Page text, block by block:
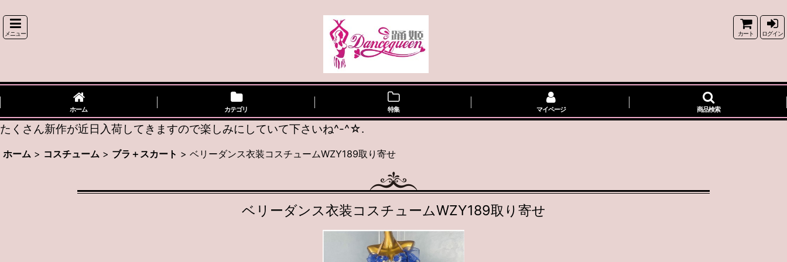
メニュー カート ログイン
ホーム カテゴリ 特集 マイページ 商品検索
たくさん新作が近日入荷してきますので楽しみにしていて下さいね^-^☆.
ホーム > コスチューム > ブラ＋スカート > ベリーダンス衣装コスチュームWZY189取り寄せ
ベリーダンス衣装コスチュームWZY189取り寄せ